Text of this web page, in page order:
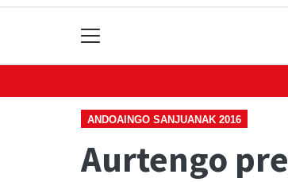
ANDOAINGO SANJUANAK 2016
Aurtengo